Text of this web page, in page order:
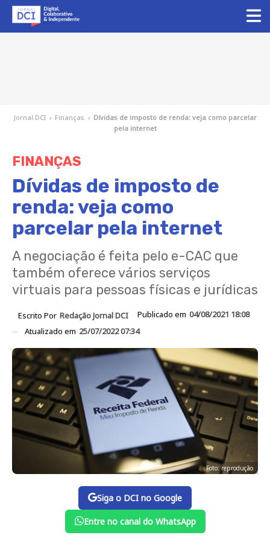
Jornal DCI › Finanças › Dívidas de imposto de renda: veja como parcelar
pela internet
FINANÇAS
Dívidas de imposto de
renda: veja como
parcelar pela internet
A negociação é feita pelo e-CAC que
também oferece vários serviços
virtuais para pessoas físicas e jurídicas
Escrito Por Redação Jornal DCI Publicado em 04/08/2021 18:08
Atualizado em 25/07/2022 07:34
Foto: reprodução
Siga o DCI no Google
Entre no canal do WhatsApp